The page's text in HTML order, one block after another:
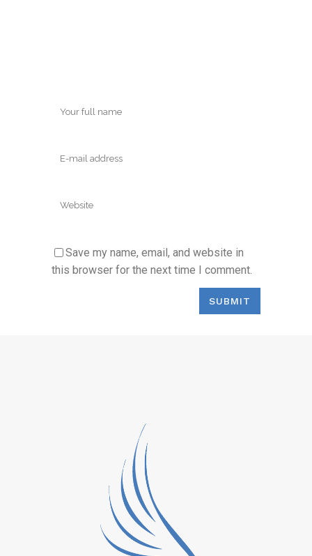
Save my name, email, and website in
this browser for the next time I comment.